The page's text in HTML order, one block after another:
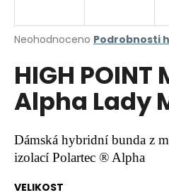
Průměrné
produktu
je
0,0
z
hvězdiček.
Neohodnoceno Podrobnosti
HIGH POINT
Alpha Lady
Dámská hybridní bunda z
izolací Polartec ® Alpha
VELIKOST
j
t
?
HLEDAT